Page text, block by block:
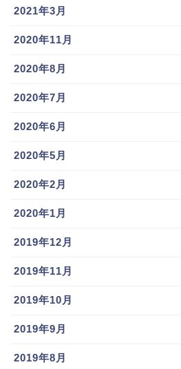
2021年3月
2020年11月
2020年8月
2020年7月
2020年6月
2020年5月
2020年2月
2020年1月
2019年12月
2019年11月
2019年10月
2019年9月
2019年8月